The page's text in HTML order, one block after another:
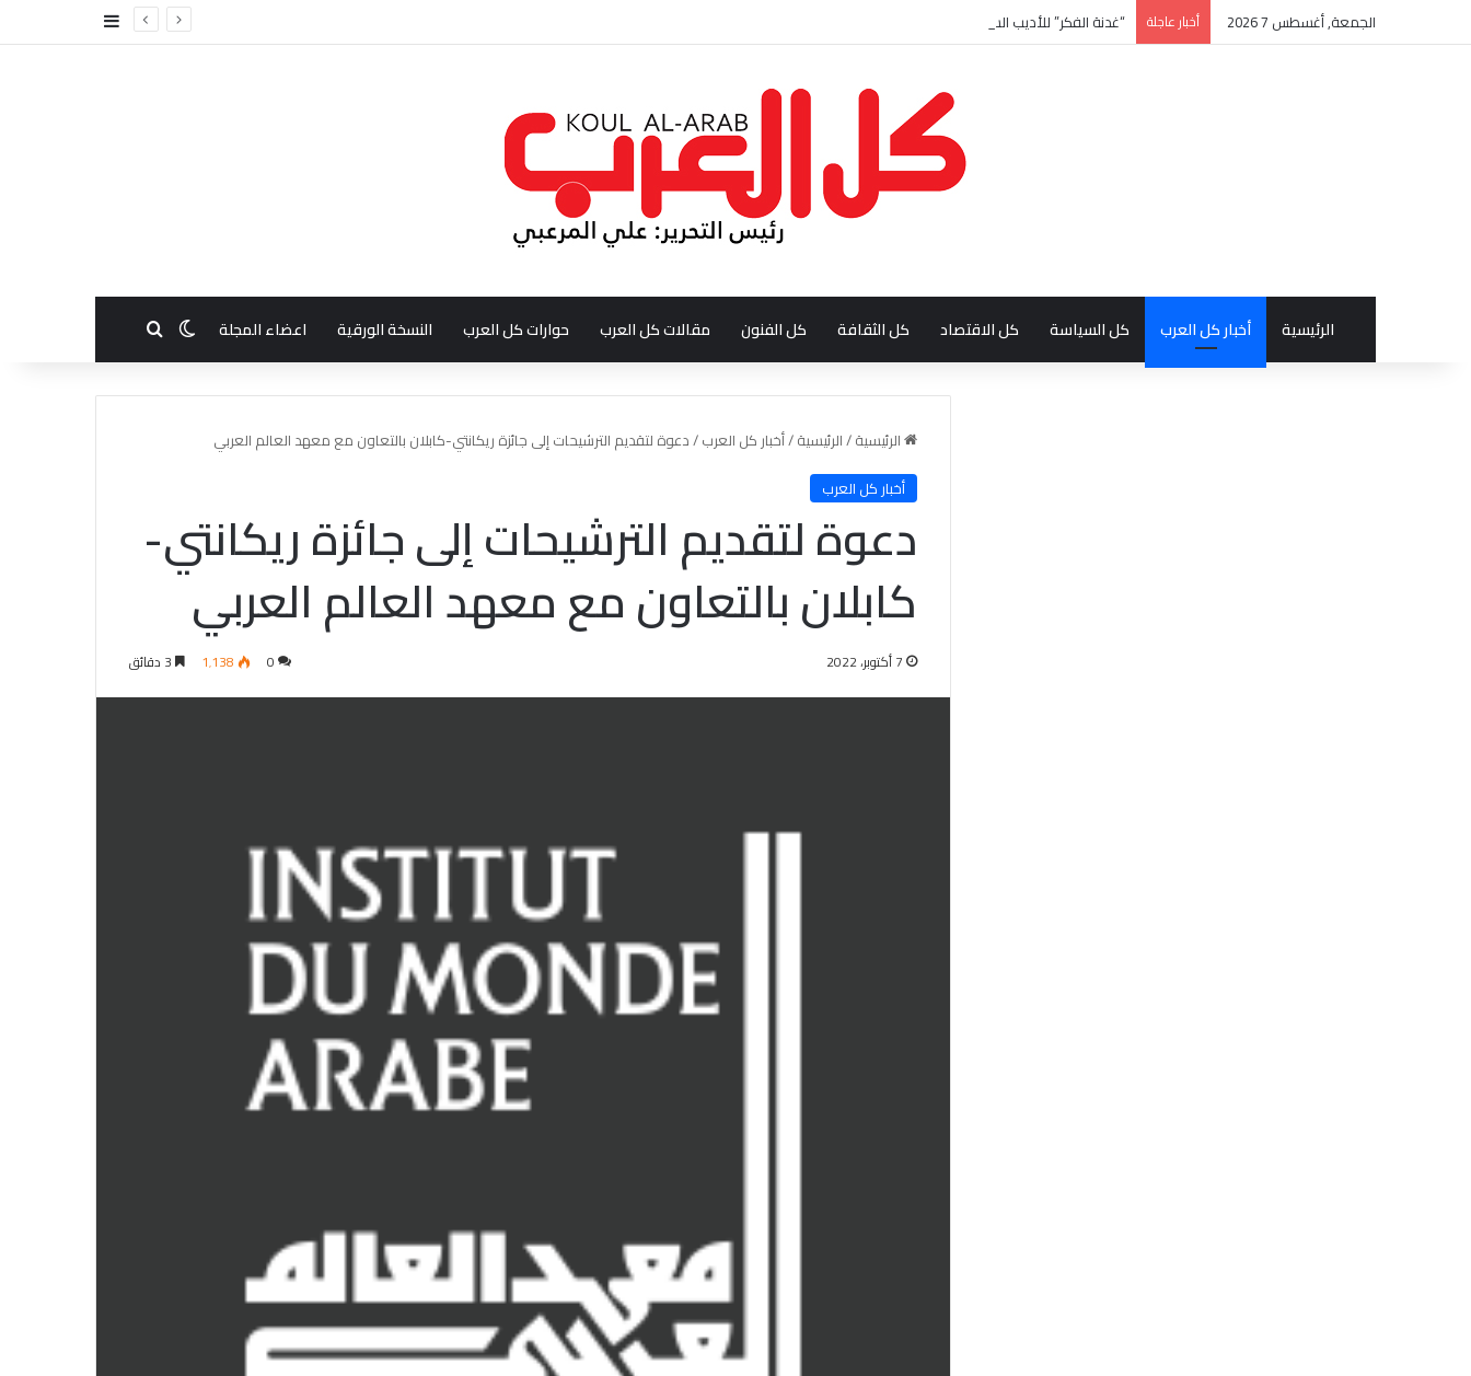
الجمعة, أغسطس 7 2026 أخبار عاجلة “غدنة الفكر” للأديب السعودي احمد بن عبدالله العبدالنبي إضافة عمود
الرئيسية أخبار كل العرب كل السياسة كل الاقتصاد كل الثقافة كل الفنون مقالات كل العرب حوارات كل العرب النسخة الورقية اعضاء المجلة الوضع المظلم
بحث عن
الرئيسية/الرئيسية/أخبار كل العرب/دعوة لتقديم الترشيحات إلى جائزة ريكانتي-كابلان بالتعاون مع معهد العالم العربي
أخبار كل العرب
دعوة لتقديم الترشيحات إلى جائزة ريكانتي-
كابلان بالتعاون مع معهد العالم العربي
7 أكتوبر، 2022 0 1٬138